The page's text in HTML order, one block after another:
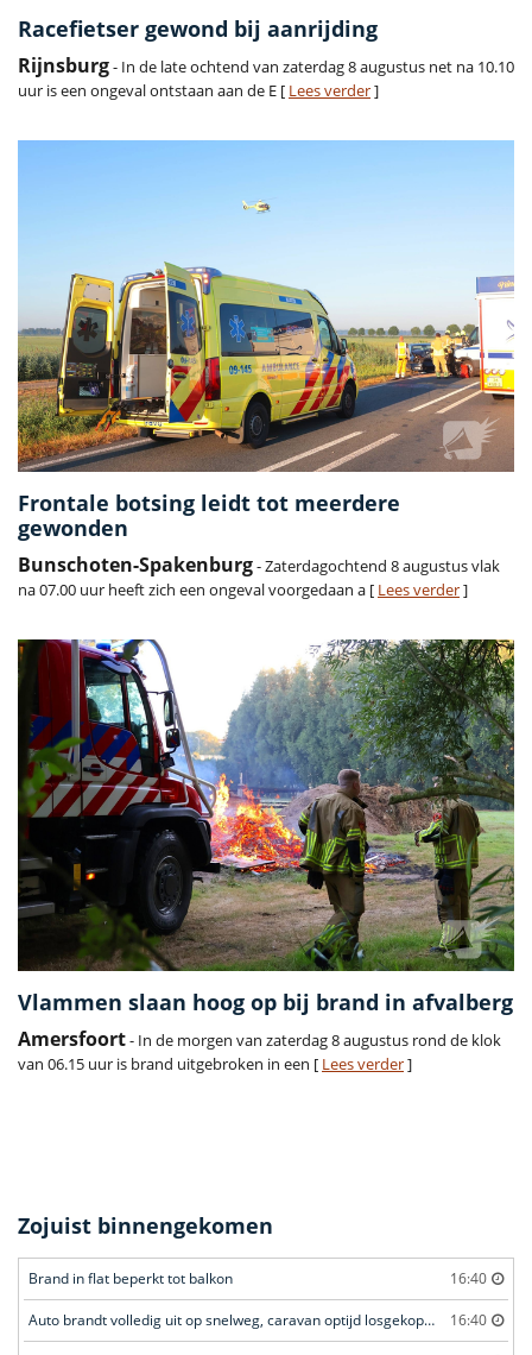
Racefietser gewond bij aanrijding
Rijnsburg- In de late ochtend van zaterdag 8 augustus net na 10.10
uur is een ongeval ontstaan aan de E [ Lees verder]
Frontale botsing leidt tot meerdere
gewonden
Bunschoten-Spakenburg- Zaterdagochtend 8 augustus vlak
na 07.00 uur heeft zich een ongeval voorgedaan a [ Lees verder]
Vlammen slaan hoog op bij brand in afvalberg
Amersfoort- In de morgen van zaterdag 8 augustus rond de klok
van 06.15 uur is brand uitgebroken in een [ Lees verder]
Zojuist binnengekomen
Brand in flat beperkt tot balkon 16:40
Auto brandt volledig uit op snelweg, caravan optijd losgekoppeld 16:40